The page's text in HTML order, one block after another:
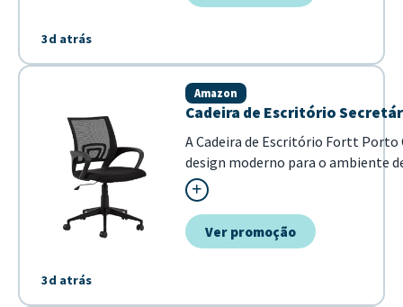
3d atrás
3d atrás
Cadeira de Escritório
Amazon
A Cadeira de Escritório Fortt Porto
design moderno para o ambiente
ela se adapta facilmente a
Ver promoção